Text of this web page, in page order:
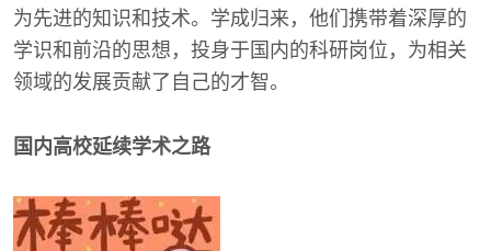
为先进的知识和技术。学成归来，他们携带着深厚的
学识和前沿的思想，投身于国内的科研岗位，为相关
领域的发展贡献了自己的才智。
国内高校延续学术之路